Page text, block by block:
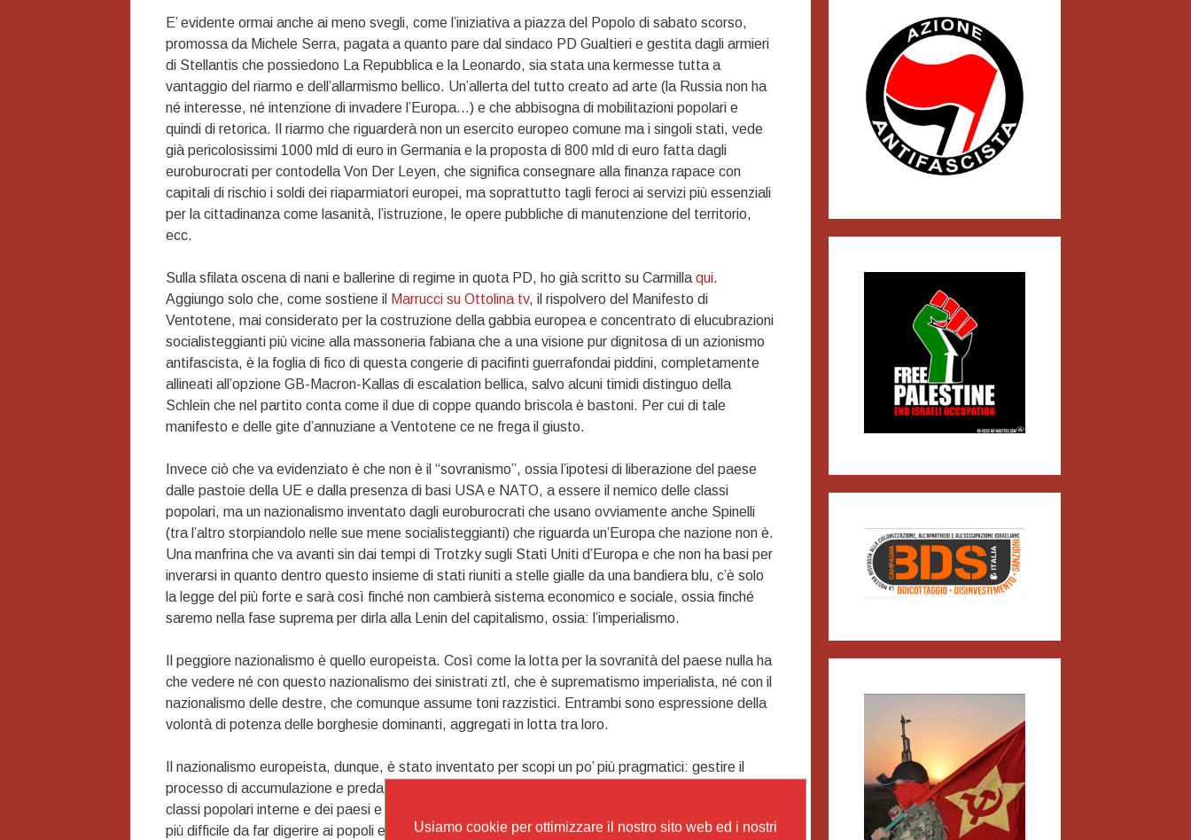
E’ evidente ormai anche ai meno svegli, come l’iniziativa a piazza del Popolo di sabato scorso,
promossa da Michele Serra, pagata a quanto pare dal sindaco PD Gualtieri e gestita dagli armieri
di Stellantis che possiedono La Repubblica e la Leonardo, sia stata una kermesse tutta a
vantaggio del riarmo e dell’allarmismo bellico. Un’allerta del tutto creato ad arte (la Russia non ha
né interesse, né intenzione di invadere l’Europa…) e che abbisogna di mobilitazioni popolari e
quindi di retorica.
Il riarmo che riguarderà non un esercito europeo comune ma i singoli stati, vede
già pericolosissimi 1000 mld di euro in Germania e la proposta di 800 mld di euro fatta dagli
euroburocrati per contodella Von Der Leyen, che significa consegnare alla finanza rapace con
capitali di rischio i soldi dei riaparmiatori europei, ma soprattutto tagli feroci ai servizi più essenziali
per la cittadinanza come lasanità, l’istruzione, le opere pubbliche di manutenzione del territorio,
ecc.
Sulla sfilata oscena di nani e ballerine di regime in quota PD, ho già scritto su Carmilla qui.
Aggiungo solo che, come sostiene il Marrucci su Ottolina tv, il rispolvero del Manifesto di
Ventotene, mai considerato per la costruzione della gabbia europea e concentrato di elucubrazioni
socialisteggianti più vicine alla massoneria fabiana che a una visione pur dignitosa di un azionismo
antifascista, è la foglia di fico di questa congerie di pacifinti guerrafondai piddini, completamente
allineati all’opzione GB-Macron-Kallas di escalation bellica, salvo alcuni timidi distinguo della
Schlein che nel partito conta come il due di coppe quando briscola è bastoni. Per cui di tale
manifesto e delle gite d’annuziane a Ventotene ce ne frega il giusto.
Invece ciò che va evidenziato è che non è il “sovranismo”, ossia l’ipotesi di liberazione del paese
dalle pastoie della UE e dalla presenza di basi USA e NATO, a essere il nemico delle classi
popolari, ma un nazionalismo inventato dagli euroburocrati che usano ovviamente anche Spinelli
(tra l’altro storpiandolo nelle sue mene socialisteggianti) che riguarda un’Europa che nazione non è.
Una manfrina che va avanti sin dai tempi di Trotzky sugli Stati Uniti d’Europa e che non ha basi per
inverarsi in quanto dentro questo insieme di stati riuniti a stelle gialle da una bandiera blu, c’è solo
la legge del più forte e sarà così finché non cambierà sistema economico e sociale, ossia finché
saremo nella fase suprema per dirla alla Lenin del capitalismo, ossia: l’imperialismo.
Il peggiore nazionalismo è quello europeista. Così come la lotta per la sovranità del paese nulla ha
che vedere né con questo nazionalismo dei sinistrati ztl, che è suprematismo imperialista, né con il
nazionalismo delle destre, che comunque assume toni razzistici. Entrambi sono espressione della
volontà di potenza delle borghesie dominanti, aggregati in lotta tra loro.
Il nazionalismo europeista, dunque, è stato inventato per scopi un po’ più pragmatici: gestire il
processo di accumulazione e predazione capitalistica da parte dei dominanti a svantaggio delle
classi popolari interne e dei paesi e popoli nel mondo. Un nazionalismo senza nazione e per questo
più difficile da far digerire ai popoli europei che stanno dimostrando un legame con la propria storia
Usiamo cookie per ottimizzare il nostro sito web ed i nostri